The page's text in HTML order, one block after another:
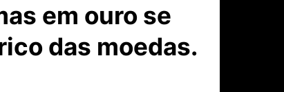
em ouro se
das moedas.